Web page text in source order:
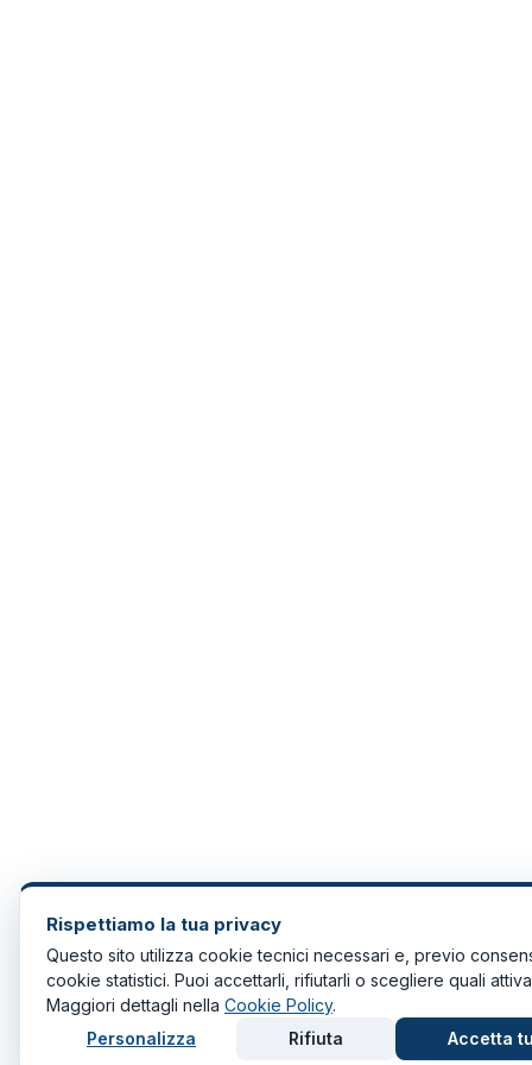
Rispettiamo la tua privacy
Questo sito utilizza cookie tecnici necessari e, previo
cookie statistici. Puoi accettarli, rifiutarli o scegliere quali
Maggiori dettagli nella Cookie Policy.
Personalizza
Rifiuta Accetta